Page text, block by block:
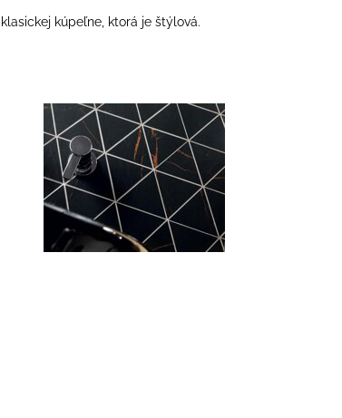
kúpeľne, ktorá je štýlová.